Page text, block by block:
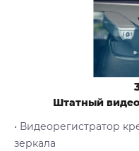
Штатный
• Видеорегистратор
зеркала